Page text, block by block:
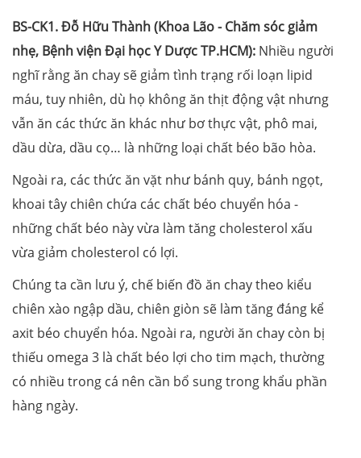
BS-CK1. Đỗ Hữu Thành (Khoa Lão - Chăm sóc giảm
nhẹ, Bệnh viện Đại học Y Dược TP.HCM): Nhiều người
nghĩ rằng ăn chay sẽ giảm tình trạng rối loạn lipid
máu, tuy nhiên, dù họ không ăn thịt động vật nhưng
vẫn ăn các thức ăn khác như bơ thực vật, phô mai,
dầu dừa, dầu cọ… là những loại chất béo bão hòa.
Ngoài ra, các thức ăn vặt như bánh quy, bánh ngọt,
khoai tây chiên chứa các chất béo chuyển hóa -
những chất béo này vừa làm tăng cholesterol xấu
vừa giảm cholesterol có lợi.
Chúng ta cần lưu ý, chế biến đồ ăn chay theo kiểu
chiên xào ngập dầu, chiên giòn sẽ làm tăng đáng kể
axit béo chuyển hóa. Ngoài ra, người ăn chay còn bị
thiếu omega 3 là chất béo lợi cho tim mạch, thường
có nhiều trong cá nên cần bổ sung trong khẩu phần
hàng ngày.